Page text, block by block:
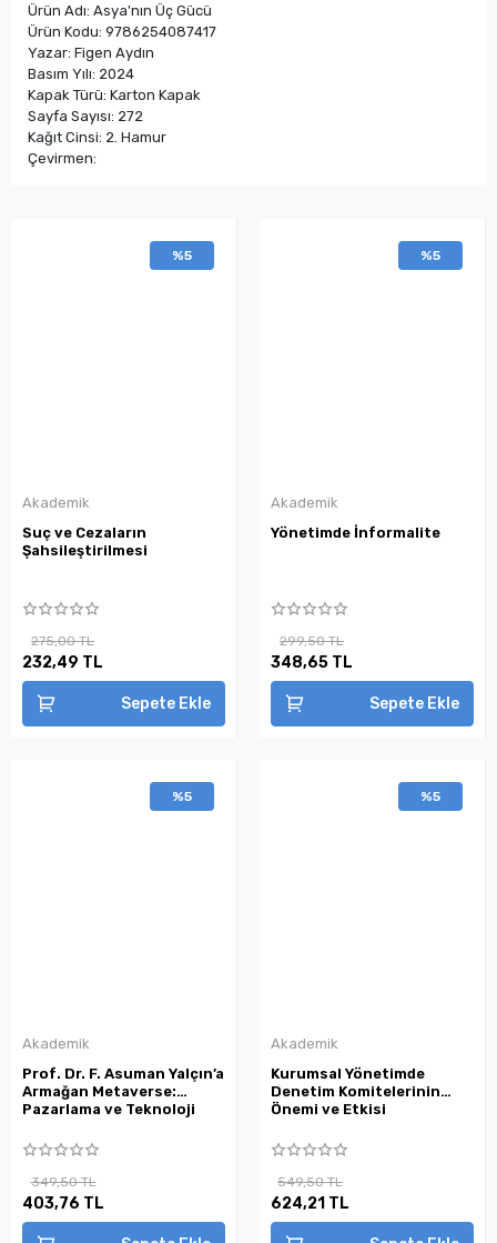
Ürün Adı: Asya'nın Üç Gücü
Ürün Kodu: 9786254087417
Yazar: Figen Aydın
Basım Yılı: 2024
Kapak Türü: Karton Kapak
Sayfa Sayısı: 272
Kağıt Cinsi: 2. Hamur
Çevirmen:
%5
Akademik
Suç ve Cezaların
Şahsileştirilmesi
275,00 TL
232,49 TL
Sepete Ekle
%5
Akademik
Yönetimde İnformalite
299,50 TL
348,65 TL
Sepete Ekle
%5
Akademik
Prof. Dr. F. Asuman Yalçın’a
Armağan Metaverse:
Pazarlama ve Teknoloji
349,50 TL
403,76 TL
%5
Akademik
Kurumsal Yönetimde
Denetim Komitelerinin
Önemi ve Etkisi
549,50 TL
624,21 TL